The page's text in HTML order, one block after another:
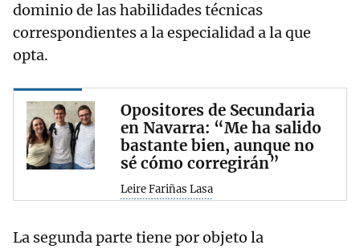
dominio de las habilidades técnicas
correspondientes a la especialidad a la que
opta.
Opositores de Secundaria
en Navarra: “Me ha salido
bastante bien, aunque no
sé cómo corregirán”
Leire Fariñas Lasa
La segunda parte tiene por objeto la